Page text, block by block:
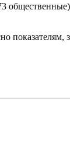
показателям,